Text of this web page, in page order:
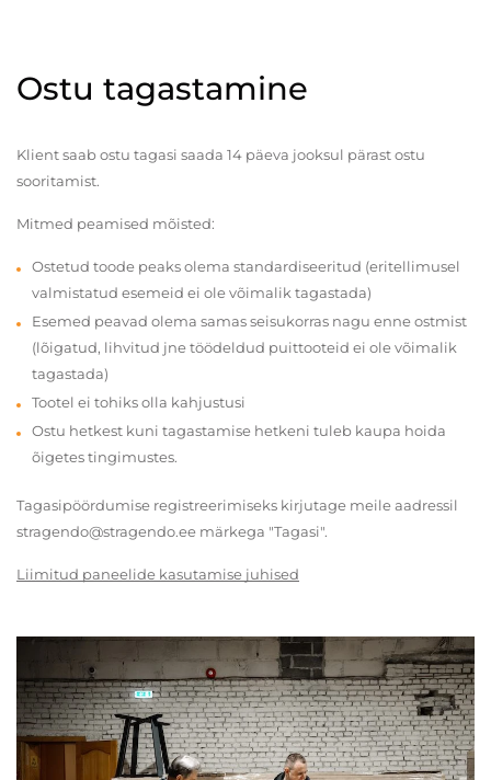
Ostu tagastamine
Klient saab ostu tagasi saada 14 päeva jooksul pärast ostu
sooritamist.
Mitmed peamised mõisted:
Ostetud toode peaks olema standardiseeritud (eritellimusel
valmistatud esemeid ei ole võimalik tagastada)
Esemed peavad olema samas seisukorras nagu enne ostmist
(lõigatud, lihvitud jne töödeldud puittooteid ei ole võimalik
tagastada)
Tootel ei tohiks olla kahjustusi
Ostu hetkest kuni tagastamise hetkeni tuleb kaupa hoida
õigetes tingimustes.
Tagasipöördumise registreerimiseks kirjutage meile aadressil
stragendo@stragendo.ee märkega "Tagasi".
Liimitud paneelide kasutamise juhised